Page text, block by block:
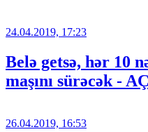
24.04.2019, 17:23
Belə getsə, hər 10
maşını sürəcək -
26.04.2019, 16:53